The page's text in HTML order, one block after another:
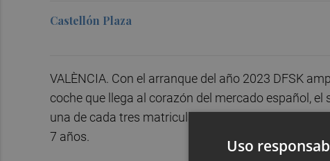
Castellón Plaza
VALÈNCIA. Con el arranque del año 2023 DFSK
coche que llega al corazón del mercado español,
una de cada tres matriculaciones en nuestro país.
7 años.
Uso